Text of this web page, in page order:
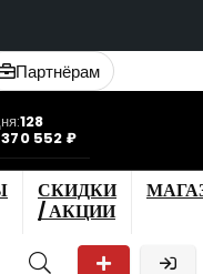
Партнёрам
128
370 552 ₽
СКИДКИ
/ АКЦИИ